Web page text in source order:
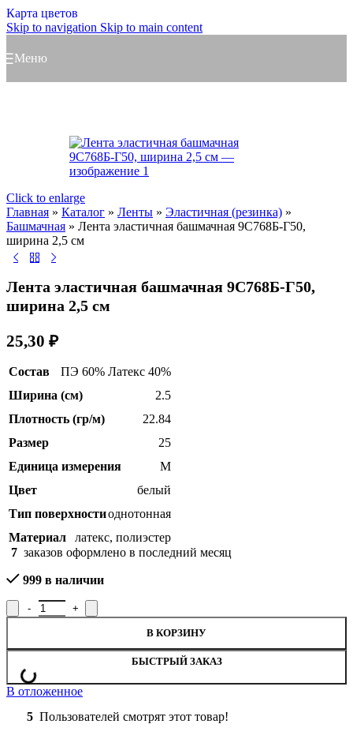
Карта цветов
Skip to navigation Skip to main content
Меню
Click to enlarge
Главная » Каталог » Ленты » Эластичная (резинка) »
Башмачная » Лента эластичная башмачная 9С768Б-Г50,
ширина 2,5 см
Лента эластичная башмачная 9С768Б-Г50,
ширина 2,5 см
25,30 ₽
Состав
ПЭ 60% Латекс 40%
Ширина (см)
2.5
Плотность (гр/м)
22.84
Размер
25
Единица измерения
М
Цвет
белый
Тип поверхностиоднотонная
Материал
латекс, полиэстер
7 заказов оформлено в последний месяц
999 в наличии
Количество товара Лента эластичная башмачная 9С768Б-Г50,
В КОРЗИНУ
БЫСТРЫЙ ЗАКАЗ
В отложенное
5 Пользователей смотрят этот товар!